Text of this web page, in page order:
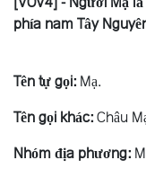
phía nam Tây
Tên tự gọi:Mạ.
Tên gọi khác:Châu
Nhóm địa phương: